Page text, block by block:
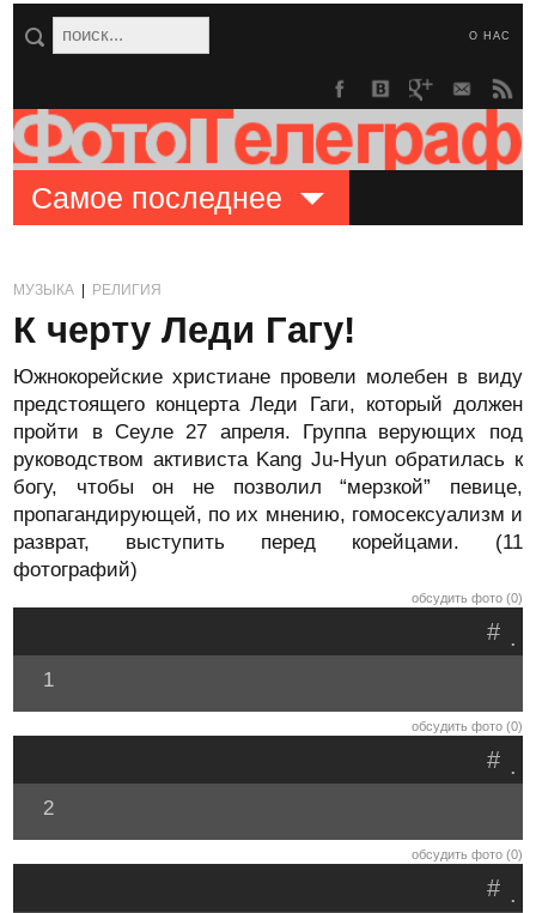
О НАС
Самое последнее
МУЗЫКА РЕЛИГИЯ
К черту Леди Гагу!
Южнокорейские христиане провели молебен в виду
предстоящего концерта Леди Гаги, который должен
пройти в Сеуле 27 апреля. Группа верующих под
руководством активиста Kang Ju-Hyun обратилась к
богу, чтобы он не позволил “мерзкой” певице,
пропагандирующей, по их мнению, гомосексуализм и
разврат, выступить перед корейцами. (11
фотографий)
обсудить фото (0)
.
#
1
обсудить фото (0)
.
#
2
обсудить фото (0)
.
#